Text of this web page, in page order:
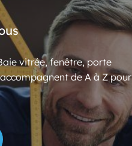
vitrée, fenêtre, porte
de A à Z pour